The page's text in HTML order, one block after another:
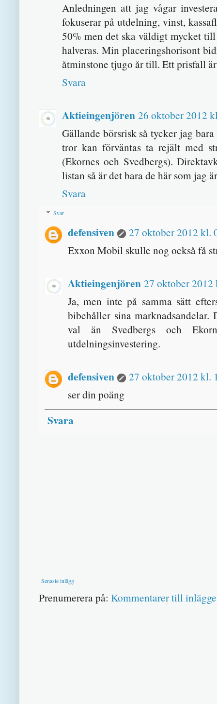
Anledningen att jag vågar
fokuserar på utdelning, vinst,
50% men det ska väldigt mycket
halveras. Min placeringshorisont
åtminstone tjugo år till. Ett prisfall
Svara
Aktieingenjören 26 oktober 2012
Gällande börsrisk så tycker jag
tror kan förväntas ta rejält med
(Ekornes och Svedbergs).
listan så är det bara de här som jag
Svara
Svar
defensiven
27 oktober 2012 kl.
Exxon Mobil skulle nog också få
Aktieingenjören 27 oktober 2012
Ja, men inte på samma sätt
bibehåller sina
val än Svedbergs och
utdelningsinvestering.
defensiven
27 oktober 2012 kl.
ser din poäng
Svara
Senaste inlägg
Prenumerera på: Kommentarer till